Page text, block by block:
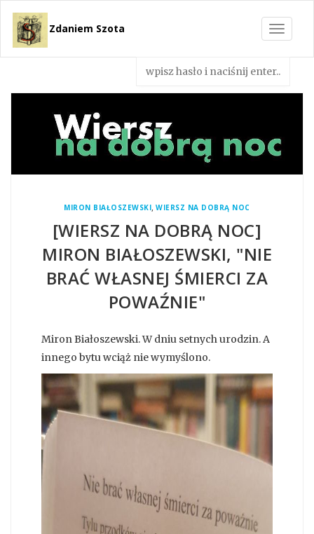
Toggle
Zdaniem Szota
MIRON BIAŁOSZEWSKI,WIERSZ NA DOBRĄ NOC
[WIERSZ NA DOBRĄ NOC]
MIRON BIAŁOSZEWSKI, "NIE
BRAĆ WŁASNEJ ŚMIERCI ZA
POWAŹNIE"
Miron Białoszewski. W dniu setnych urodzin. A
innego bytu wciąż nie wymyślono.